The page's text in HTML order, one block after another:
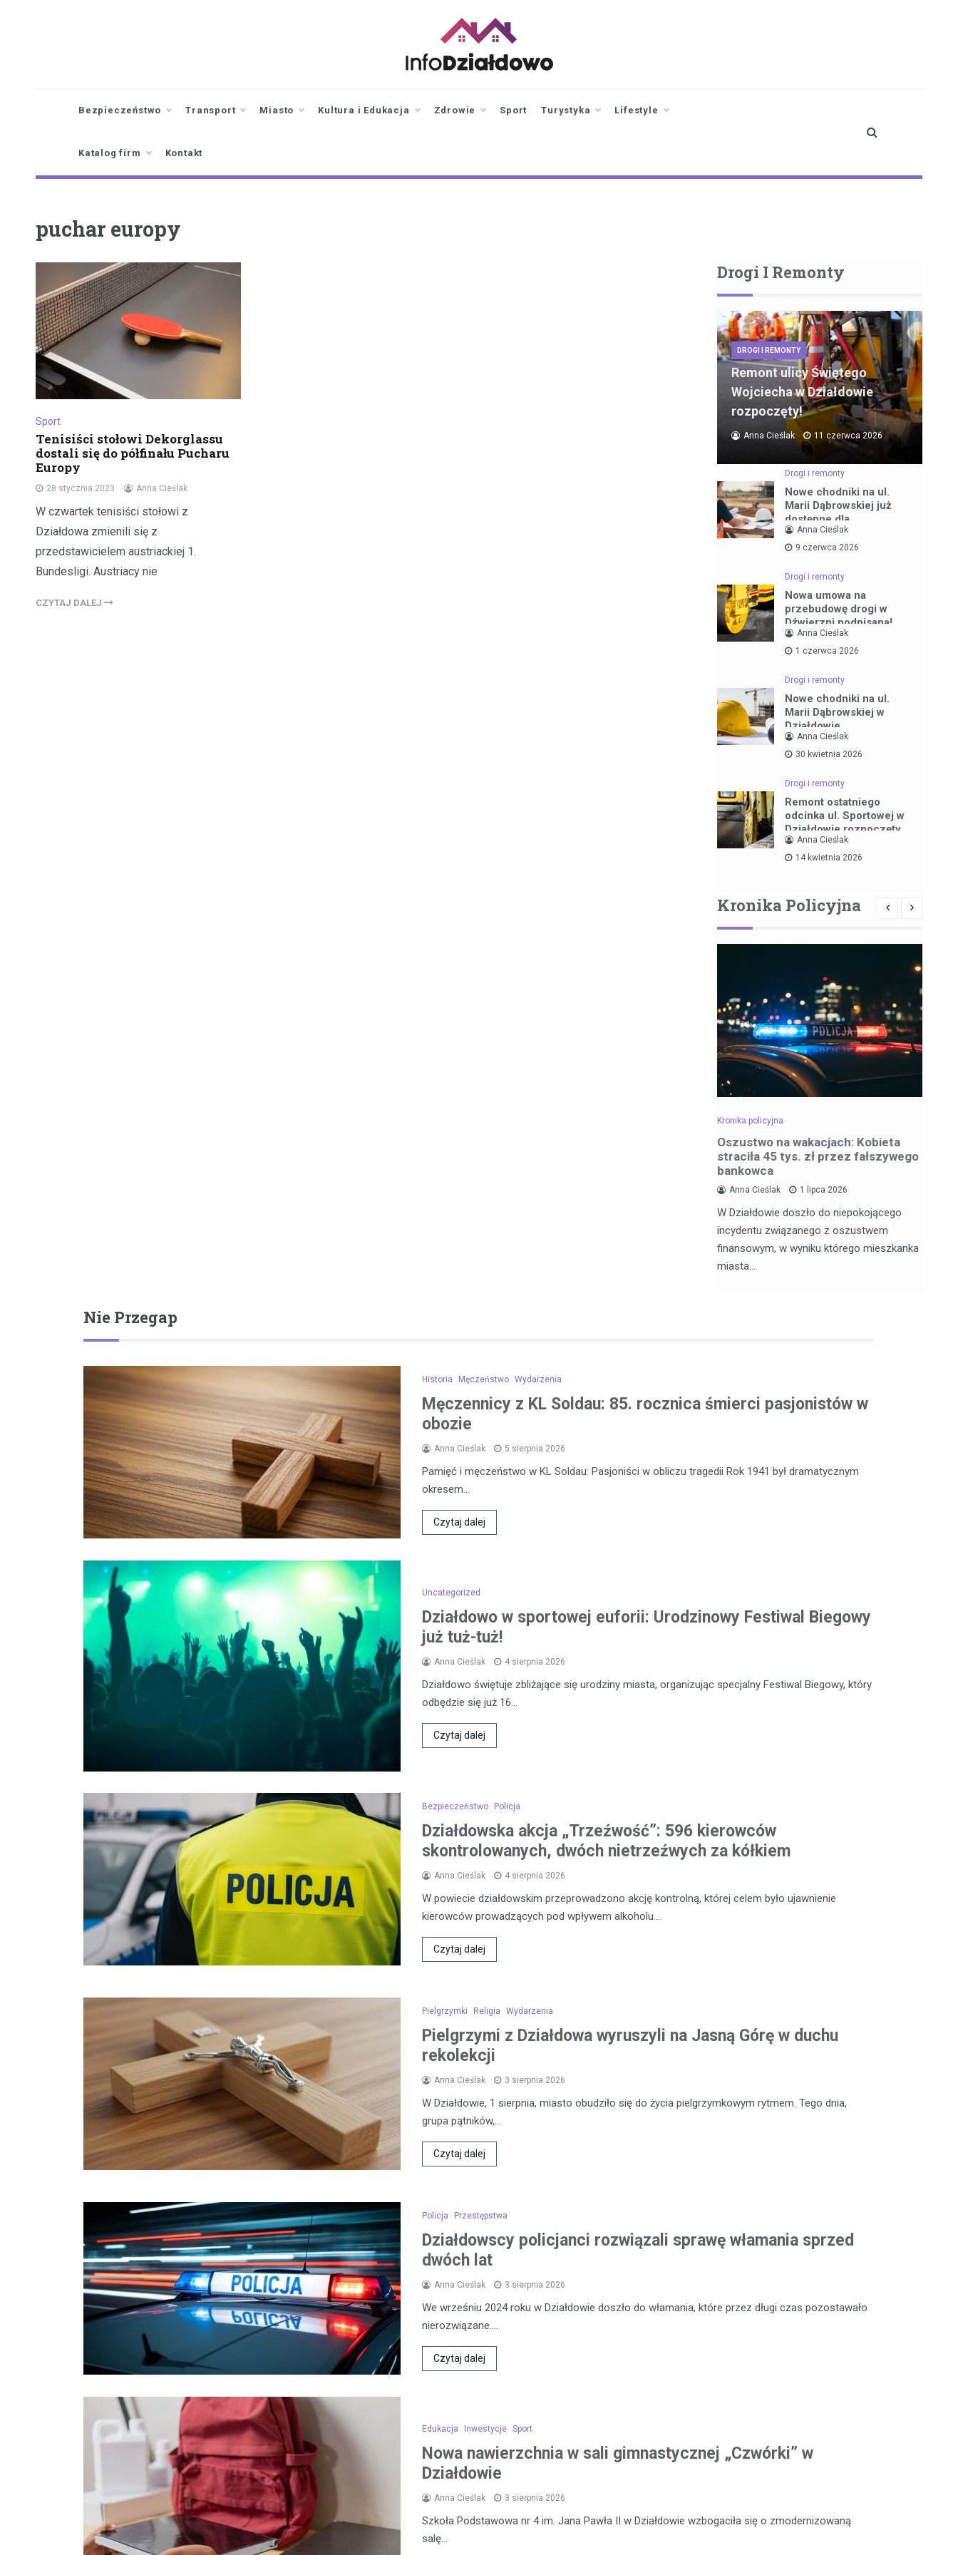
Bezpieczeństwo Transport Miasto Kultura i Edukacja Zdrowie Sport Turystyka Lifestyle
Katalog firm Kontakt
puchar europy
Sport
Tenisiści stołowi Dekorglassu
dostali się do półfinału Pucharu
Europy
28 stycznia 2023 Anna Cieślak
W czwartek tenisiści stołowi z
Działdowa zmienili się z
przedstawicielem austriackiej 1.
Bundesligi. Austriacy nie
CZYTAJ DALEJ
Drogi I Remonty
DROGI I REMONTY
Remont ulicy Świętego
Wojciecha w Działdowie
rozpoczęty!
Anna Cieślak 11 czerwca 2026
Drogi i remonty
Nowe chodniki na ul.
Marii Dąbrowskiej już
dostępne dla
mieszkańców
Anna Cieślak
9 czerwca 2026
Drogi i remonty
Nowa umowa na
przebudowę drogi w
Dźwierzni podpisana!
Anna Cieślak
1 czerwca 2026
Drogi i remonty
Nowe chodniki na ul.
Marii Dąbrowskiej w
Działdowie
Anna Cieślak
30 kwietnia 2026
Drogi i remonty
Remont ostatniego
odcinka ul. Sportowej w
Działdowie rozpoczęty
Anna Cieślak
14 kwietnia 2026
Kronika Policyjna
Kronika policyjna
Oszustwo na wakacjach: Kobieta
straciła 45 tys. zł przez fałszywego
bankowca
Anna Cieślak 1 lipca 2026
W Działdowie doszło do niepokojącego
incydentu związanego z oszustwem
finansowym, w wyniku którego mieszkanka
miasta…
Nie Przegap
Historia Męczeństwo Wydarzenia
Męczennicy z KL Soldau: 85. rocznica śmierci pasjonistów w
obozie
Anna Cieślak 5 sierpnia 2026
Pamięć i męczeństwo w KL Soldau: Pasjoniści w obliczu tragedii Rok 1941 był dramatycznym
okresem…
Czytaj dalej
Uncategorized
Działdowo w sportowej euforii: Urodzinowy Festiwal Biegowy
już tuż-tuż!
Anna Cieślak 4 sierpnia 2026
Działdowo świętuje zbliżające się urodziny miasta, organizując specjalny Festiwal Biegowy, który
odbędzie się już 16…
Czytaj dalej
Bezpieczeństwo Policja
Działdowska akcja „Trzeźwość”: 596 kierowców
skontrolowanych, dwóch nietrzeźwych za kółkiem
Anna Cieślak 4 sierpnia 2026
W powiecie działdowskim przeprowadzono akcję kontrolną, której celem było ujawnienie
kierowców prowadzących pod wpływem alkoholu.…
Czytaj dalej
Pielgrzymki Religia Wydarzenia
Pielgrzymi z Działdowa wyruszyli na Jasną Górę w duchu
rekolekcji
Anna Cieślak 3 sierpnia 2026
W Działdowie, 1 sierpnia, miasto obudziło się do życia pielgrzymkowym rytmem. Tego dnia,
grupa pątników,…
Czytaj dalej
Policja Przestępstwa
Działdowscy policjanci rozwiązali sprawę włamania sprzed
dwóch lat
Anna Cieślak 3 sierpnia 2026
We wrześniu 2024 roku w Działdowie doszło do włamania, które przez długi czas pozostawało
nierozwiązane.…
Czytaj dalej
Edukacja Inwestycje Sport
Nowa nawierzchnia w sali gimnastycznej „Czwórki” w
Działdowie
Anna Cieślak 3 sierpnia 2026
Szkoła Podstawowa nr 4 im. Jana Pawła II w Działdowie wzbogaciła się o zmodernizowaną
salę…